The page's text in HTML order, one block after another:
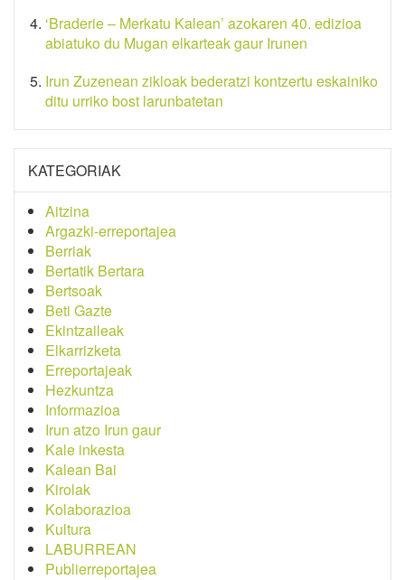
‘Braderie – Merkatu Kalean’ azokaren 40. edizioa
abiatuko du Mugan elkarteak gaur Irunen
Irun Zuzenean zikloak bederatzi kontzertu eskainiko
ditu urriko bost larunbatetan
KATEGORIAK
Aitzina
Argazki-erreportajea
Berriak
Bertatik Bertara
Bertsoak
Beti Gazte
Ekintzaileak
Elkarrizketa
Erreportajeak
Hezkuntza
Informazioa
Irun atzo Irun gaur
Kale inkesta
Kalean Bai
Kirolak
Kolaborazioa
Kultura
LABURREAN
Publierreportajea